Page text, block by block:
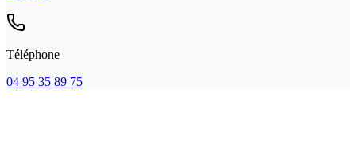
Téléphone
04 95 35 89 75